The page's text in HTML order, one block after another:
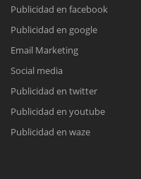
Meet
Complete el formulario
Todos nuestros ejecutivos
para enviarnos un correo
Publicidad en facebook
Publicidad en google
Email Marketing
Social media
Publicidad en twitter
Publicidad en youtube
Publicidad en waze